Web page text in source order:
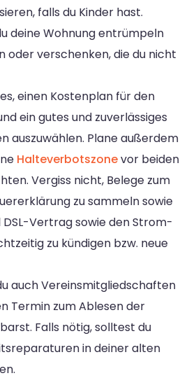
falls du Kinder hast.
deine Wohnung entrümpeln
oder verschenken, die du nicht
einen Kostenplan für den
ein gutes und zuverlässiges
auszuwählen. Plane außerdem
Halteverbotszonevor beiden
Vergiss nicht, Belege zum
zu sammeln sowie
Vertrag sowie den Strom-
zu kündigen bzw. neue
auch Vereinsmitgliedschaften
Termin zum Ablesen der
Falls nötig, solltest du
in deiner alten